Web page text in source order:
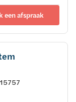
een afspraak